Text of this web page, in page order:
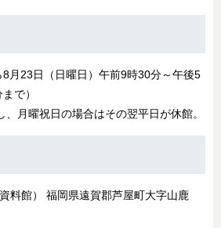
月23日（日曜日）午前9時30分～午後5
で）
月曜祝日の場合はその翌平日が休館。​
料館） 福岡県遠賀郡芦屋町大字山鹿